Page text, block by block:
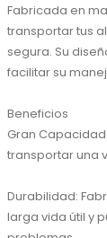
Fabricada en
transportar tus
segura. Su
facilitar su
Beneficios
Gran
transportar una
Durabilidad:
larga vida útil y